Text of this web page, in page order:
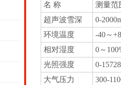
名 称
测量范
超声波雪深
0-
环境温度
-40～
相对湿度
0～
光照强度
0-
大气压力
300-